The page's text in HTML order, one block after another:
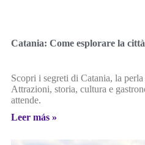
Catania: Come esplorare la
Scopri i segreti di Catania, la
Attrazioni, storia, cultura e
attende.
Leer más »